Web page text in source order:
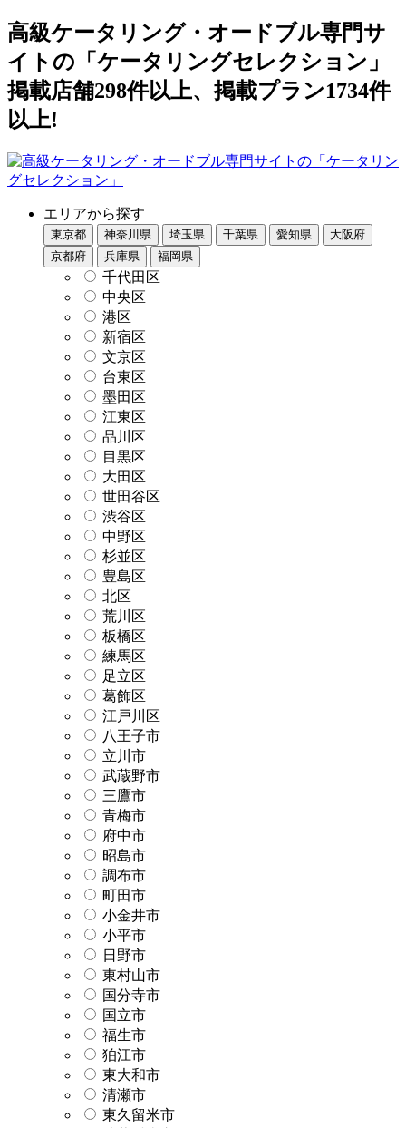
高級ケータリング・オードブル専門サ
イトの「ケータリングセレクション」
掲載店舗298件以上、掲載プラン1734件
以上!
エリアから探す
東京都 神奈川県 埼玉県 千葉県 愛知県
大阪府
京都府
兵庫県 福岡県
千代田区
中央区
港区
新宿区
文京区
台東区
墨田区
江東区
品川区
目黒区
大田区
世田谷区
渋谷区
中野区
杉並区
豊島区
北区
荒川区
板橋区
練馬区
足立区
葛飾区
江戸川区
八王子市
立川市
武蔵野市
三鷹市
青梅市
府中市
昭島市
調布市
町田市
小金井市
小平市
日野市
東村山市
国分寺市
国立市
福生市
狛江市
東大和市
清瀬市
東久留米市